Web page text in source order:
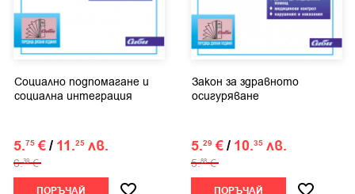
Социално подпомагане и
социална интеграция
5.75 €/ 11.25 лв.
6.39 €
ПОРЪЧАЙ
Закон за здравното
осигуряване
5.29 €/ 10.35 лв.
5.88 €
ПОРЪЧАЙ